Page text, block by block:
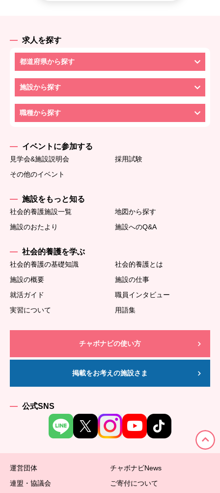
求人を探す
都道府県から探す
施設から探す
職種から探す
イベントに参加する
見学会&施設説明会
採用試験
その他のイベント
施設をもっと知る
社会的養護施設一覧
地図から探す
施設のおたより
施設へのQ&A
社会的養護を学ぶ
社会的養護の基礎知識
社会的養護とは
施設の概要
施設の仕事
就活ガイド
職員インタビュー
実習について
用語集
チャボナビの使い方
掲載をお考えの施設さま
公式SNS
運営団体
チャボナビNews
連盟・協議会
ご寄付について